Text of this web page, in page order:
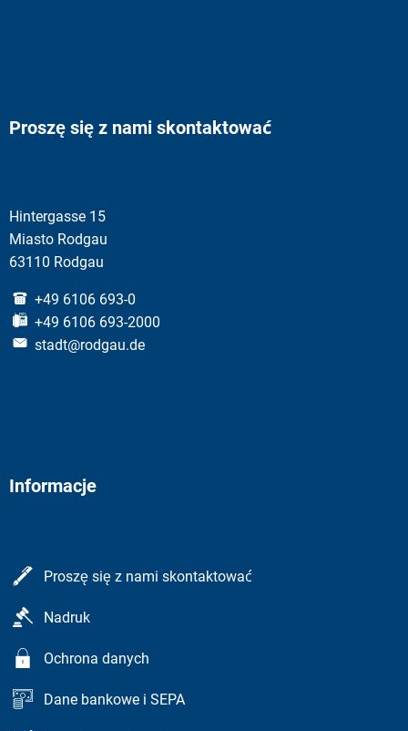
Proszę się z nami skontaktować
Hintergasse 15
Miasto Rodgau
63110 Rodgau
+49 6106 693-0
+49 6106 693-2000
stadt@rodgau.de
Informacje
Proszę się z nami skontaktować
Nadruk
Ochrona danych
Dane bankowe i SEPA